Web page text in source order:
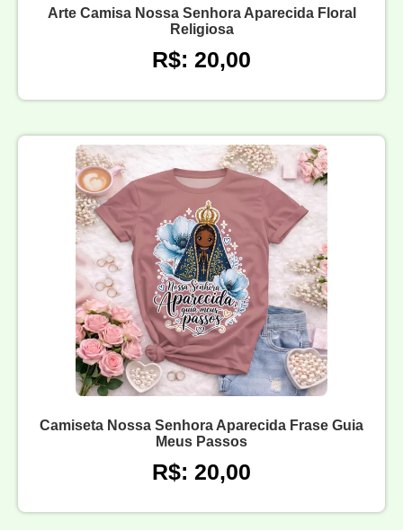
Arte Camisa Nossa Senhora Aparecida Floral
Religiosa
R$: 20,00
Camiseta Nossa Senhora Aparecida Frase Guia
Meus Passos
R$: 20,00